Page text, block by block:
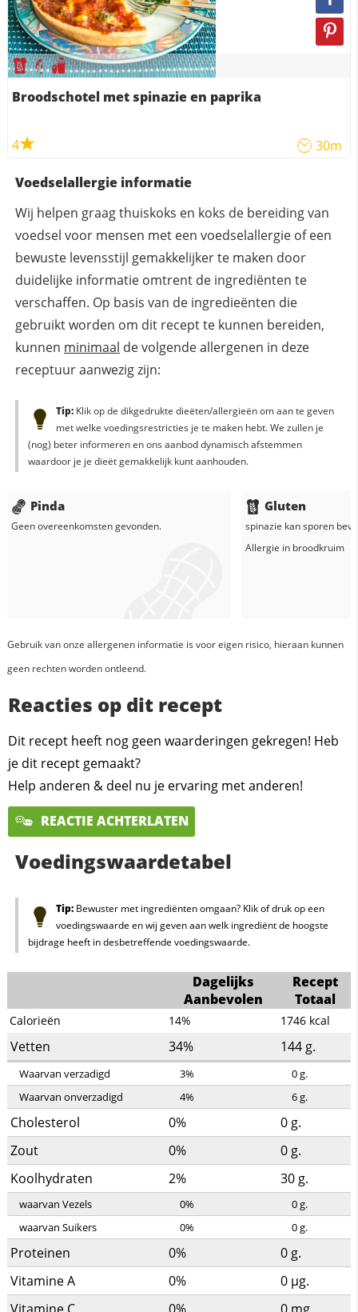
Broodschotel met spinazie en paprika
4 30m
Voedselallergie informatie
Wij helpen graag thuiskoks en koks de bereiding van
voedsel voor mensen met een voedselallergie of een
bewuste levensstijl gemakkelijker te maken door
duidelijke informatie omtrent de ingrediënten te
verschaffen. Op basis van de ingredieënten die
gebruikt worden om dit recept te kunnen bereiden,
kunnen minimaal de volgende allergenen in deze
receptuur aanwezig zijn:
Tip:Klik op de dikgedrukte dieëten/allergieën om aan te geven
met welke voedingsrestricties je te maken hebt. We zullen je
(nog) beter informeren en ons aanbod dynamisch afstemmen
waardoor je je dieët gemakkelijk kunt aanhouden.
Pinda
Geen overeenkomsten gevonden.
Gluten
spinazie kan sporen
Allergie in broodkruim
Gebruik van onze allergenen informatie is voor eigen risico, hieraan kunnen
geen rechten worden ontleend.
Reacties op dit recept
Dit recept heeft nog geen waarderingen gekregen! Heb
je dit recept gemaakt?
Help anderen & deel nu je ervaring met anderen!
REACTIE ACHTERLATEN
Voedingswaardetabel
Tip:Bewuster met ingrediënten omgaan? Klik of druk op een
voedingswaarde en wij geven aan welk ingrediënt de hoogste
bijdrage heeft in desbetreffende voedingswaarde.
Dagelijks
Aanbevolen
Recept
Totaal
Calorieën 14% 1746 kcal
Vetten 34% 144 g.
Waarvan verzadigd 3% 0g.
Waarvan onverzadigd
4% 6g.
Cholesterol 0% 0 g.
Zout
0% 0 g.
Koolhydraten
2% 30 g.
waarvan Vezels 0% 0g.
waarvan Suikers
0% 0g.
Proteinen 0% 0 g.
Vitamine A
0% 0 µg.